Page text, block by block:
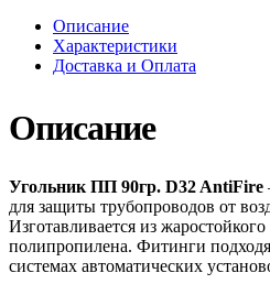
Описание
Характеристики
Доставка и Оплата
Описание
Угольник ПП 90гр. D32 AntiFire
для защиты трубопроводов от
Изготавливается из
полипропилена. Фитинги
системах автоматических